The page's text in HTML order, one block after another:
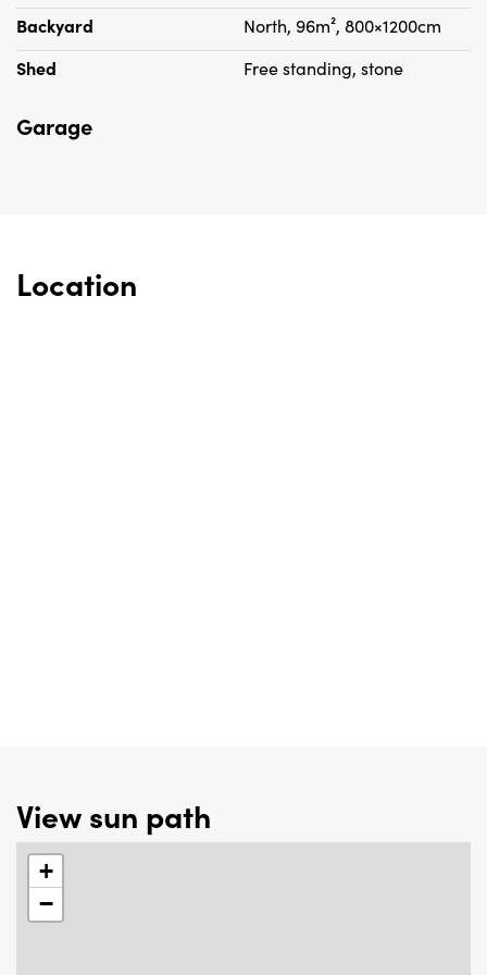
Backyard
North, 96m², 800×1200cm
Shed
Free standing, stone
Garage
Location
View sun path
+
−